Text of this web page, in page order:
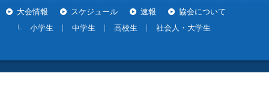
大会情報 スケジュール 速報
協会について
小学生
中学生 高校生 社会人・大学生